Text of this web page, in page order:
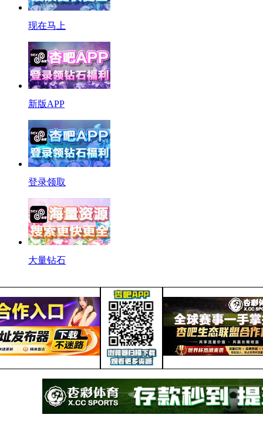
现在马上
新版APP
登录领取
大量钻石